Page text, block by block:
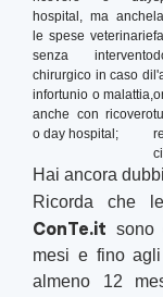
hospital, ma anche
le spese veterinarie
senza intervento
chirurgico in caso di
infortunio o malattia,
anche con ricovero
o day hospital;
Hai ancora
Ricorda che
ConTe.it sono
mesi e fino
almeno 12